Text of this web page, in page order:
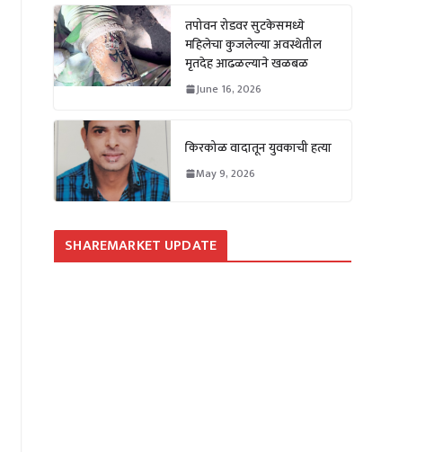
तपोवन रोडवर सुटकेसमध्ये
महिलेचा कुजलेल्या अवस्थेतील
मृतदेह आढळल्याने खळबळ
June 16, 2026
किरकोळ वादातून युवकाची हत्या
May 9, 2026
SHAREMARKET UPDATE